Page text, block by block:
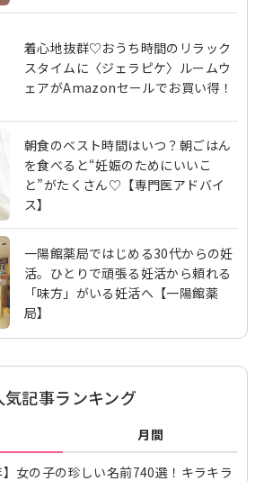
着心地抜群♡おうち時間のリラック
スタイムに〈ジェラピケ〉ルームウ
ェアがAmazonセールでお買い得！
朝食のベスト時間はいつ？朝ごはん
を食べると“妊娠のためにいいこ
と”がたくさん♡【専門医アドバイ
ス】
一陽館薬局ではじめる30代からの妊
活。ひとりで頑張る妊活から頼れる
「味方」がいる妊活へ【一陽館薬
局】
気記事ランキング
月間
】女の子の珍しい名前740選！キラキラ